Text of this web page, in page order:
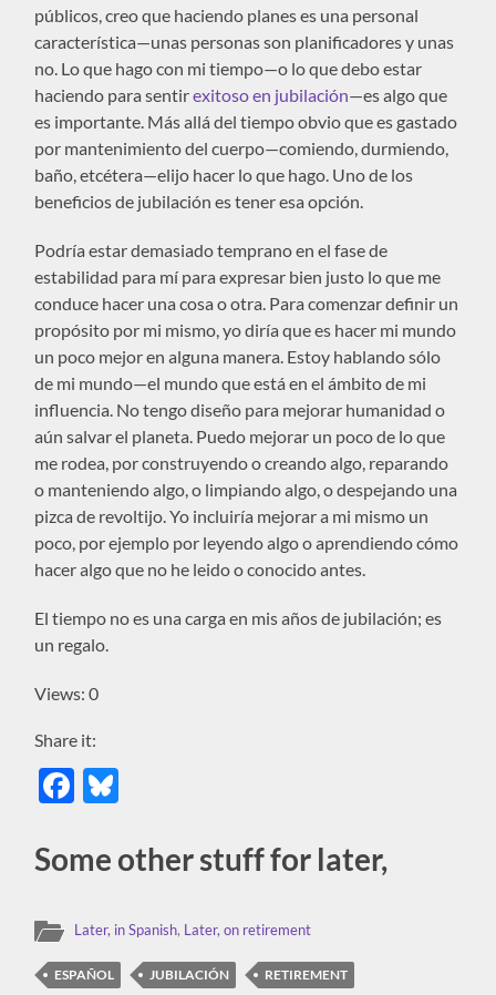
públicos, creo que haciendo planes es una personal
característica—unas personas son planificadores y unas
no. Lo que hago con mi tiempo—o lo que debo estar
haciendo para sentirexitoso en jubilación—es algo que
es importante. Más allá del tiempo obvio que es gastado
por mantenimiento del cuerpo—comiendo, durmiendo,
baño, etcétera—elijo hacer lo que hago. Uno de los
beneficios de jubilación es tener esa opción.
Podría estar demasiado temprano en el fase de
estabilidad para mí para expresar bien justo lo que me
conduce hacer una cosa o otra. Para comenzar definir un
propósito por mi mismo, yo diría que es hacer mi mundo
un poco mejor en alguna manera. Estoy hablando sólo
de mi mundo—el mundo que está en el ámbito de mi
influencia. No tengo diseño para mejorar humanidad o
aún salvar el planeta. Puedo mejorar un poco de lo que
me rodea, por construyendo o creando algo, reparando
o manteniendo algo, o limpiando algo, o despejando una
pizca de revoltijo. Yo incluiría mejorar a mi mismo un
poco, por ejemplo por leyendo algo o aprendiendo cómo
hacer algo que no he leido o conocido antes.
El tiempo no es una carga en mis años de jubilación; es
un regalo.
Views: 0
Share it:
Facebook
Some other stuff for later,
Later, in Spanish, Later, on retirement
ESPAÑOL JUBILACIÓN RETIREMENT